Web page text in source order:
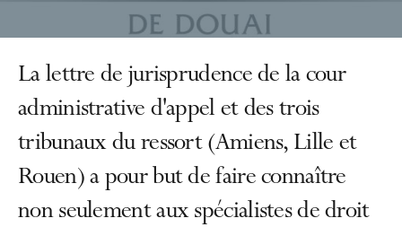
La lettre de jurisprudence de la cour
administrative d'appel et des trois
tribunaux du ressort (Amiens, Lille et
Rouen) a pour but de faire connaître
non seulement aux spécialistes de droit